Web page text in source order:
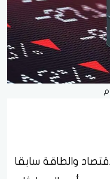
والطاقة سابقا